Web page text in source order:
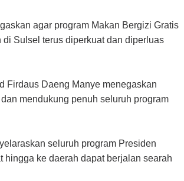
agar program Makan Bergizi Gratis
Sulsel terus diperkuat dan diperluas
Firdaus Daeng Manye menegaskan
mendukung penuh seluruh program
seluruh program Presiden
ke daerah dapat berjalan searah